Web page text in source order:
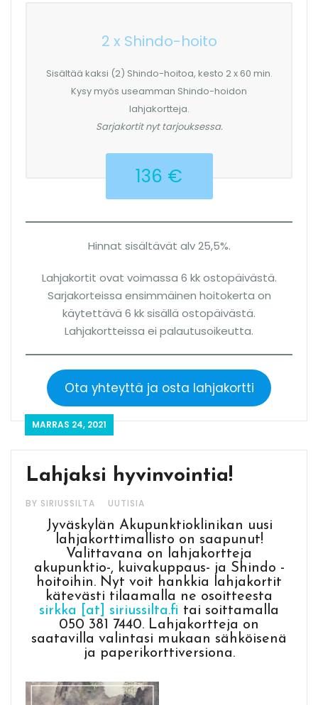
2 x Shindo-hoito
Sisältää kaksi (2) Shindo-hoitoa, kesto 2 x 60 min.
Kysy myös useamman Shindo-hoidon
lahjakortteja.
Sarjakortit nyt tarjouksessa.
136 €
Hinnat sisältävät alv 25,5%.
Lahjakortit ovat voimassa 6 kk ostopäivästä.
Sarjakorteissa ensimmäinen hoitokerta on
käytettävä 6 kk sisällä ostopäivästä.
Lahjakortteissa ei palautusoikeutta.
Ota yhteyttä ja osta lahjakortti
MARRAS 24, 2021
Lahjaksi hyvinvointia!
BY SIRIUSSILTA UUTISIA
Jyväskylän Akupunktioklinikan uusi
lahjakorttimallisto on saapunut!
Valittavana on lahjakortteja
akupunktio-, kuivakuppaus- ja Shindo -
hoitoihin. Nyt voit hankkia lahjakortit
kätevästi tilaamalla ne osoitteesta
sirkka [at] siriussilta.fi tai soittamalla
050 381 7440. Lahjakortteja on
saatavilla valintasi mukaan sähköisenä
ja paperikorttiversiona.